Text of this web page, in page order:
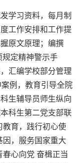
学习资料，每月制
工作安排和工作提
原文原理；编撰
定精神警示手
汇编学校部分管理
例，教育引导全院
生辅导员师生纵向
科生第二党支部联
教育，践行初心使
，服务国家重大
心向党 奋楫正当